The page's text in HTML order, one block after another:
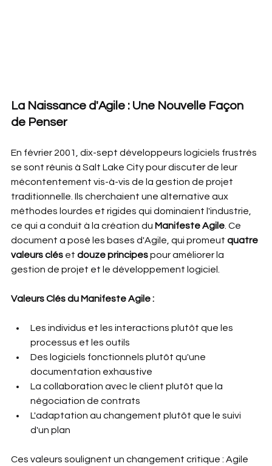
La Naissance d'Agile : Une Nouvelle Façon
de Penser
En février 2001, dix-sept développeurs logiciels frustrés
se sont réunis à Salt Lake City pour discuter de leur
mécontentement vis-à-vis de la gestion de projet
traditionnelle. Ils cherchaient une alternative aux
méthodes lourdes et rigides qui dominaient l'industrie,
ce qui a conduit à la création du Manifeste Agile. Ce
document a posé les bases d'Agile, qui promeut quatre
valeurs clés et douze principes pour améliorer la
gestion de projet et le développement logiciel.
Valeurs Clés du Manifeste Agile :
Les individus et les interactions plutôt que les
processus et les outils
Des logiciels fonctionnels plutôt qu'une
documentation exhaustive
La collaboration avec le client plutôt que la
négociation de contrats
L'adaptation au changement plutôt que le suivi
d'un plan
Ces valeurs soulignent un changement critique : Agile